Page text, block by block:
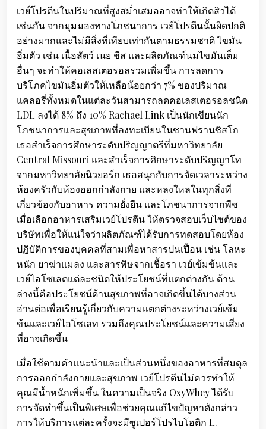
เวย์โปรตีนในปริมาณที่สูงสม่ำเสมออาจทำให้เกิดสิวได้
เช่นกัน จากมุมมองทางโภชนาการ เวย์โปรตีนนั้นผิดปกติ
อย่างมากและไม่มีสิ่งที่เทียบเท่ากันตามธรรมชาติ ไขมัน
อิ่มตัว เช่น เนื้อสัตว์ เนย ชีส และผลิตภัณฑ์นมไขมันเต็ม
อื่นๆ จะทำให้คอเลสเตอรอลรวมเพิ่มขึ้น การลดการ
บริโภคไขมันอิ่มตัวให้เหลือน้อยกว่า 7% ของปริมาณ
แคลอรี่ทั้งหมดในแต่ละวันสามารถลดคอเลสเตอรอลชนิด
LDL ลงได้ 8% ถึง 10% Rachael Link เป็นนักเขียนนัก
โภชนาการและสุขภาพที่ลงทะเบียนในซานฟรานซิสโก
เธอสำเร็จการศึกษาระดับปริญญาตรีที่มหาวิทยาลัย
Central Missouri และสำเร็จการศึกษาระดับปริญญาโท
จากมหาวิทยาลัยนิวยอร์ก เธอสนุกกับการจัดเวลาระหว่าง
ห้องครัวกับห้องออกกำลังกาย และหลงใหลในทุกสิ่งที่
เกี่ยวข้องกับอาหาร ความยั่งยืน และโภชนาการจากพืช
เมื่อเลือกอาหารเสริมเวย์โปรตีน ให้ตรวจสอบเว็บไซต์ของ
บริษัทเพื่อให้แน่ใจว่าผลิตภัณฑ์ได้รับการทดสอบโดยห้อง
ปฏิบัติการของบุคคลที่สามเพื่อหาสารปนเปื้อน เช่น โลหะ
หนัก ยาฆ่าแมลง และสารพิษจากเชื้อรา เวย์เข้มข้นและ
เวย์ไอโซเลตแต่ละชนิดให้ประโยชน์ที่แตกต่างกัน ด้าน
ล่างนี้คือประโยชน์ด้านสุขภาพที่อาจเกิดขึ้นได้บางส่วน
อ่านต่อเพื่อเรียนรู้เกี่ยวกับความแตกต่างระหว่างเวย์เข้ม
ข้นและเวย์ไอโซเลท รวมถึงคุณประโยชน์และความเสี่ยง
ที่อาจเกิดขึ้น
เมื่อใช้ตามคำแนะนำและเป็นส่วนหนึ่งของอาหารที่สมดุล
การออกกำลังกายและสุขภาพ เวย์โปรตีนไม่ควรทำให้
คุณมีน้ำหนักเพิ่มขึ้น ในความเป็นจริง OxyWhey ได้รับ
การจัดทำขึ้นเป็นพิเศษเพื่อช่วยคุณแก้ไขปัญหาดังกล่าว
การให้บริการแต่ละครั้งจะมีซูเปอร์โปรไบโอติก L.